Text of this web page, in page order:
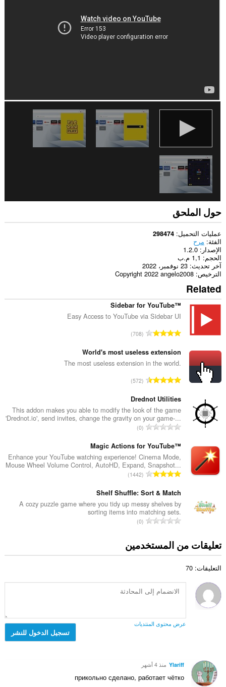
حول الملحق
عمليات التحميل 298474
الفئة مرح
الإصدار
1.2.0
الحجم 1,1 م.ب
آخر تحديث 23 نوفمبر، 2022
الترخيص Copyright 2022 angelo2008
Related
Sidebar for YouTube™
Easy Access to YouTube via Sidebar UI
ا
ع
د
ا
إ
ج
م
ل
ي
ل
ل
ق
ي
ي
م
ت
:
708
World's most useless extension
The most useless extension in the world.
ا
ع
د
د
ا
إ
ج
م
ل
ي
ل
ل
ي
ا
ت
572
Drednot Utilities
This addon makes you able to modify the look of the game
'Drednot.io', send invites, change the gravity on your game-...
ا
ع
د
د
ا
إ
ج
م
ي
ل
ي
م
ا
0
Magic Actions for YouTube™
Enhance your YouTube watching experience! Cinema Mode,
Mouse Wheel Volume Control, AutoHD, Expand, Snapshot...
ا
ع
د
د
ا
إ
ج
ل
ي
ت
م
ا
1442
Shelf Shuffle: Sort & Match
A cozy puzzle game where you tidy up messy shelves by
sorting items into matching sets.
ا
د
ل
إ
ا
ت
ق
0
تعليقات من المستخدمين
التعليقات: 70
عرض محتوى المنتديات
تسجيل الدخول للنشر
Ylariff منذ 4 أشهر
прикольно сделано, работает чётко